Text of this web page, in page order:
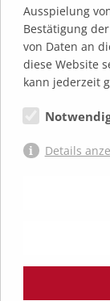
und des
Gesamte
Tumor-
Mikroskopie
Auflicht
Schnarch-
genommen
Ausspielung
Bestätigung
von Daten an
diese Website
kann jederzeit
Details